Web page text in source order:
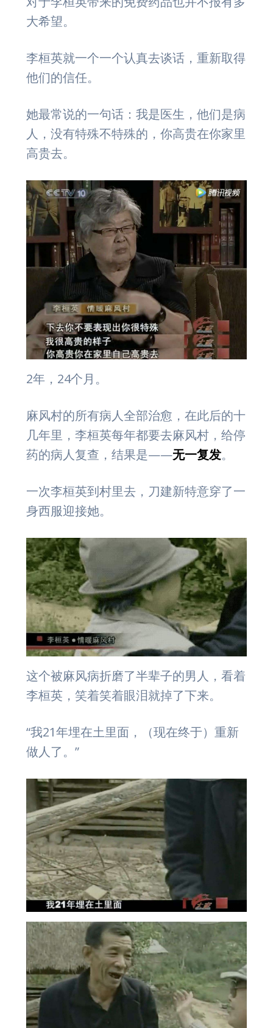
大希望。
李桓英就一个一个认真去谈话，重新取得
他们的信任。
她最常说的一句话：我是医生，他们是病
人，没有特殊不特殊的，你高贵在你家里
高贵去。
2年，24个月。
麻风村的所有病人全部治愈，在此后的十
几年里，李桓英每年都要去麻风村，给停
药的病人复查，结果是——无一复发。
一次李桓英到村里去，刀建新特意穿了一
身西服迎接她。
这个被麻风病折磨了半辈子的男人，看着
李桓英，笑着笑着眼泪就掉了下来。
“我21年埋在土里面，（现在终于）重新
做人了。”